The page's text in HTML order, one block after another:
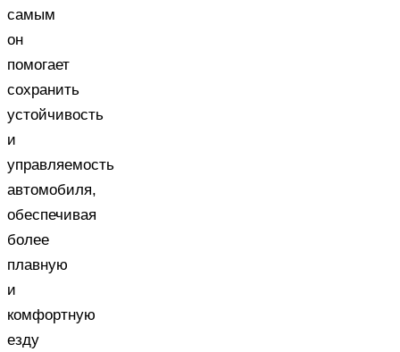
самым
он
помогает
сохранить
устойчивость
и
управляемость
автомобиля,
обеспечивая
более
плавную
и
комфортную
езду